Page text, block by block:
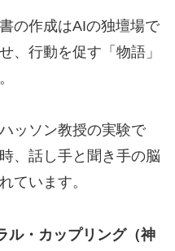
の作成はAIの独壇場で
、行動を促す「物語」
ッソン教授の実験で
、話し手と聞き手の脳
ています。
ル・カップリング（神